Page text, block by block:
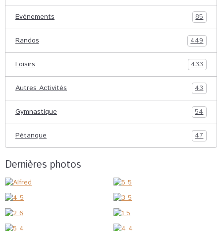
Evénements 85
Randos 449
Loisirs 433
Autres Activités 43
Gymnastique 54
Pétanque 47
Dernières photos